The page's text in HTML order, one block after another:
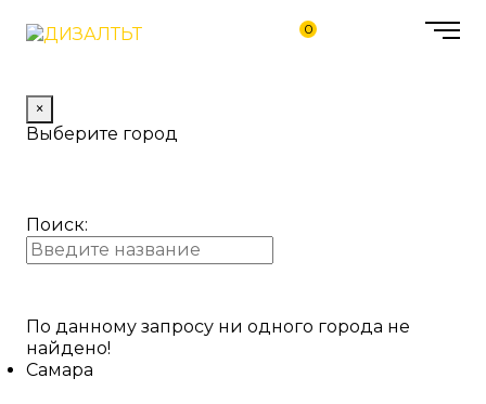
0
×
Выберите город
Поиск:
По данному запросу ни одного города не
найдено!
Самара